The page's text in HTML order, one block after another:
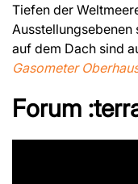
Tiefen der
auf dem Dach sind
Gasometer
Forum